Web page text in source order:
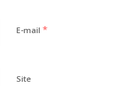
E-mail *
Site